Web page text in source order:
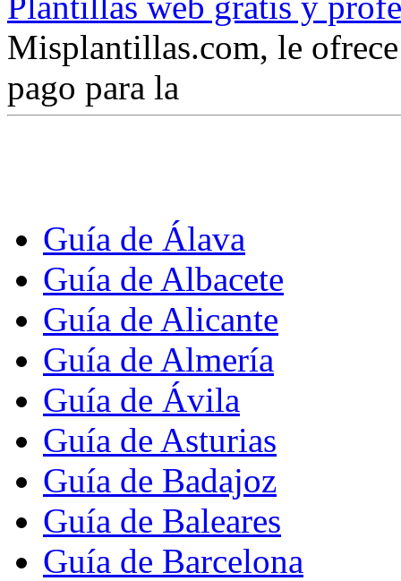
Misplantillas.com, le
pago para la
Guía de Álava
Guía de Albacete
Guía de Alicante
Guía de Almería
Guía de Ávila
Guía de Asturias
Guía de Badajoz
Guía de Baleares
Guía de Barcelona